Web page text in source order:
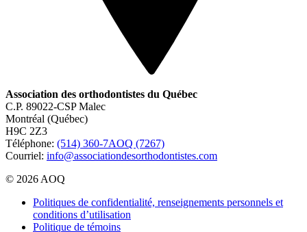
Association des orthodontistes du Québec
C.P. 89022-CSP Malec
Montréal (Québec)
H9C 2Z3
Téléphone: (514) 360-7AOQ (7267)
Courriel: info@associationdesorthodontistes.com
© 2026 AOQ
Politiques de confidentialité, renseignements personnels et
conditions d’utilisation
Politique de témoins